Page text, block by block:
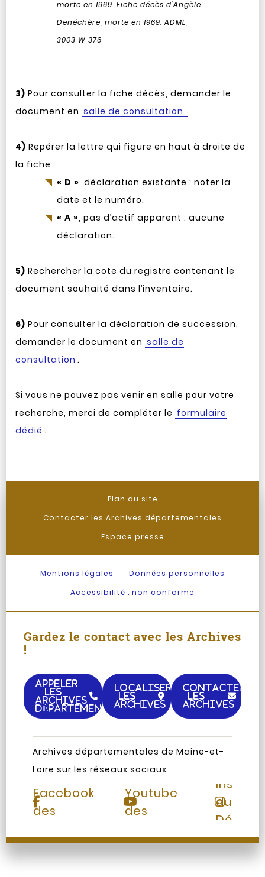
morte en 1969. Fiche décès d'Angèle
Denéchère, morte en 1969. ADML,
3003 W 376
3) Pour consulter la fiche décès, demander le
document en salle de consultation
4) Repérer la lettre qui figure en haut à droite de
la fiche :
« D », déclaration existante : noter la
date et le numéro.
« A », pas d’actif apparent : aucune
déclaration.
5) Rechercher la cote du registre contenant le
document souhaité dans l’inventaire.
6) Pour consulter la déclaration de succession,
demander le document en salle de
consultation .
Si vous ne pouvez pas venir en salle pour votre
recherche, merci de compléter le formulaire
dédié .
Plan du site
Contacter les Archives départementales
Espace presse
Mentions légales
Données personnelles
Accessibilité : non conforme
Gardez le contact avec les Archives
!
APPELER
LES
ARCHIVES
DÉPARTEMENTALES
LOCALISER
LES
ARCHIVES
CONTACTER
LES
ARCHIVES
Archives départementales de Maine-et-
Loire sur les réseaux sociaux
Page
Facebook
des
Chaine
Youtube
des
du